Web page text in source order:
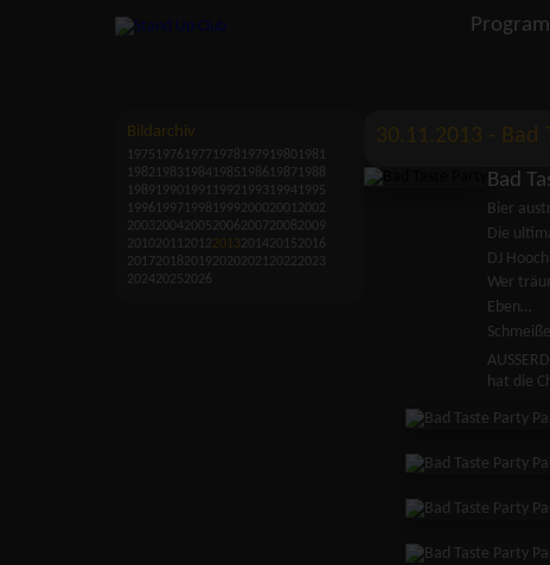
Bildarchiv
1975 1976 1977 1978 1979 1980 1981
1982 1983 1984 1985 1986 1987 1988
1989 1990 1991 1992 1993 1994 1995
1996 1997 1998 19992000 2001 2002
2003 2004 20052006 20072008 2009
2010 2011 20122013 2014 20152016
20172018 20192020 2021 20222023
2024 20252026
30.11.2013 - Bad
Bad
Bier
Die
DJ
Wer
Eben…
hat die